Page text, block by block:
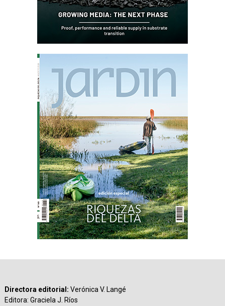
Directora editorial: Verónica V. Langé
Editora: Graciela J. Ríos